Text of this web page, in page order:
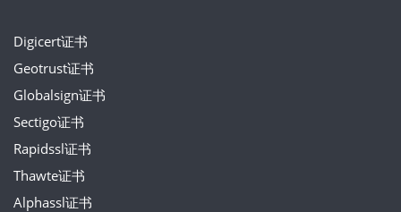
Digicert证书
Geotrust证书
Globalsign证书
Sectigo证书
Rapidssl证书
Thawte证书
Alphassl证书